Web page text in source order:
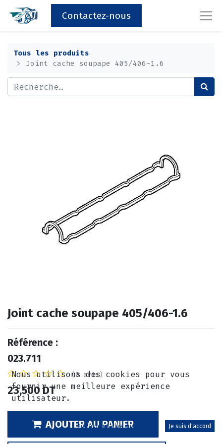
Contactez-nous
Tous les produits
Joint cache soupape 405/406-1.6
Joint cache soupape 405/406-1.6
Référence :
023.711
(0 avis)
23,500DT
AJOUTER AU PANIER
Nous utilisons des cookies pour vous
fournir une meilleure expérience
utilisateur.
Politique relative aux cookies Je suis d'accord